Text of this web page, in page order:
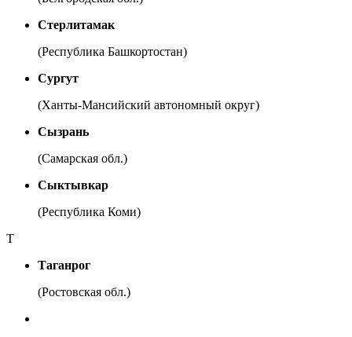
Стерлитамак
(Республика Башкортостан)
Сургут
(Ханты-Мансийский автономный округ)
Сызрань
(Самарская обл.)
Сыктывкар
(Республика Коми)
Т
Таганрог
(Ростовская обл.)